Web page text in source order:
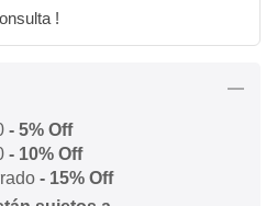
!
- 5% Off
- 10% Off
- 15% Off